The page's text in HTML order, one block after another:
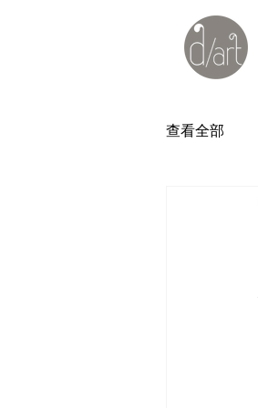
查看全部